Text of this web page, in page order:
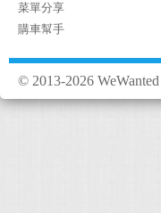
菜單分享
購車幫手
© 2013-2026